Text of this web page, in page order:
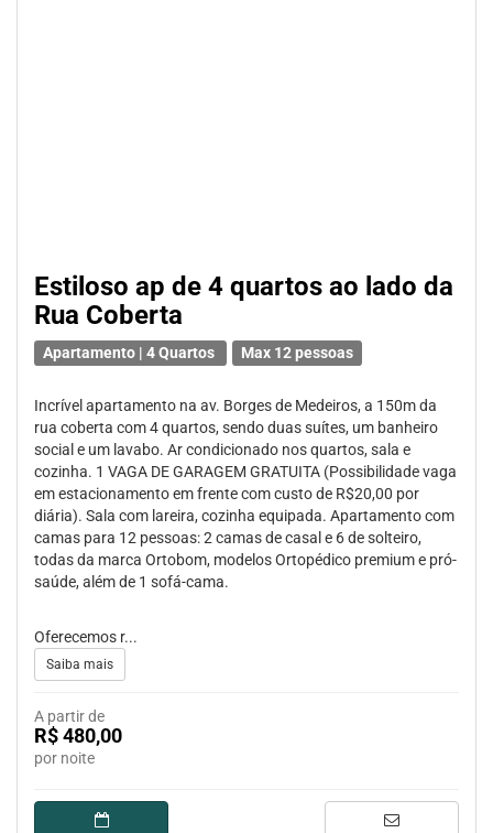
Estiloso ap de 4 quartos ao lado da
Rua Coberta
Apartamento | 4 Quartos Max 12 pessoas
Incrível apartamento na av. Borges de Medeiros, a 150m da
rua coberta com 4 quartos, sendo duas suítes, um banheiro
social e um lavabo. Ar condicionado nos quartos, sala e
cozinha. 1 VAGA DE GARAGEM GRATUITA (Possibilidade vaga
em estacionamento em frente com custo de R$20,00 por
diária). Sala com lareira, cozinha equipada. Apartamento com
camas para 12 pessoas: 2 camas de casal e 6 de solteiro,
todas da marca Ortobom, modelos Ortopédico premium e pró-
saúde, além de 1 sofá-cama.
Oferecemos r...
Saiba mais
A partir de
R$ 480,00
por noite